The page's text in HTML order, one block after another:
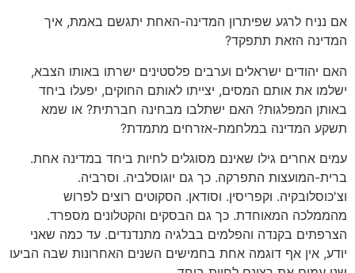
אם נניח לרגע שפיתרון המדינה-האחת יתגשם באמת, איך
המדינה הזאת תתפקד?
האם יהודים ישראלים וערבים פלסטינים ישרתו באותו הצבא,
ישלמו את אותם המסים, יצייתו לאותם החוקים, יפעלו ביחד
באותן המפלגות? האם ישתלבו מבחינה חברתית? או שמא
תשקע המדינה במלחמת-אזרחים מתמדת?
עמים אחרים גילו שאינם מסוגלים לחיות ביחד במדינה אחת.
ברית-המועצות התפרקה. כך גם יוגוסלביה. וסרביה.
וצ'כוסלובקיה. וקפריסין. וסודאן. הסקוטים רוצים לפרוש
מהממלכה המאוחדת. כך גם הבסקים והקטלונים מספרד.
הצרפתים בקנדה והפלמים בבלגיה מתנדנדים. עד כמה שאני
יודע, אין אף דוגמה אחת בחמישים השנים האחרונות שבה הביעו